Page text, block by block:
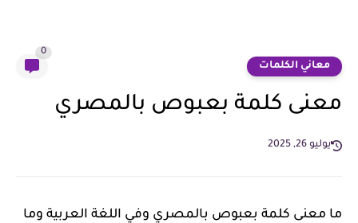
معاني الكلمات
0
معنى كلمة بعبوص بالمصري
يوليو 26, 2025
ما معنى كلمة بعبوص بالمصري وفي اللغة العربية وما